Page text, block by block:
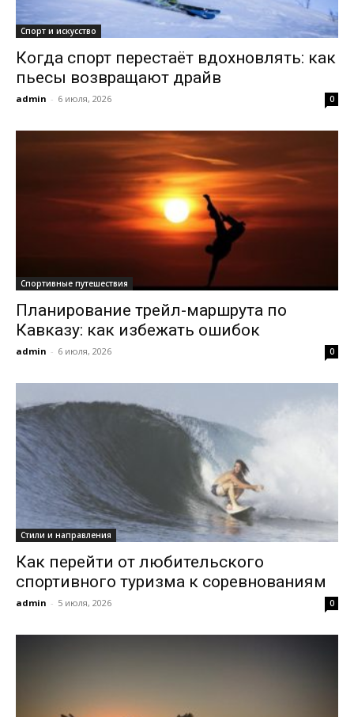
Спорт и искусство
Когда спорт перестаёт вдохновлять: как
пьесы возвращают драйв
admin - 6 июля, 2026 0
Спортивные путешествия
Планирование трейл-маршрута по
Кавказу: как избежать ошибок
admin - 6 июля, 2026 0
Стили и направления
Как перейти от любительского
спортивного туризма к соревнованиям
admin - 5 июля, 2026 0